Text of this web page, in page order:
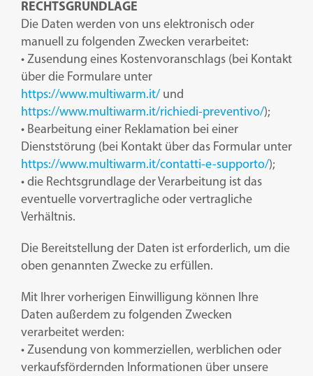
RECHTSGRUNDLAGE
Die Daten werden von uns elektronisch oder
manuell zu folgenden Zwecken verarbeitet:
• Zusendung eines Kostenvoranschlags (bei Kontakt
über die Formulare unter
https://www.multiwarm.it/und
https://www.multiwarm.it/richiedi-preventivo/);
• Bearbeitung einer Reklamation bei einer
Dienststörung (bei Kontakt über das Formular unter
https://www.multiwarm.it/contatti-e-supporto/);
• die Rechtsgrundlage der Verarbeitung ist das
eventuelle vorvertragliche oder vertragliche
Verhältnis.
Die Bereitstellung der Daten ist erforderlich, um die
oben genannten Zwecke zu erfüllen.
Mit Ihrer vorherigen Einwilligung können Ihre
Daten außerdem zu folgenden Zwecken
verarbeitet werden:
• Zusendung von kommerziellen, werblichen oder
verkaufsfördernden Informationen über unsere